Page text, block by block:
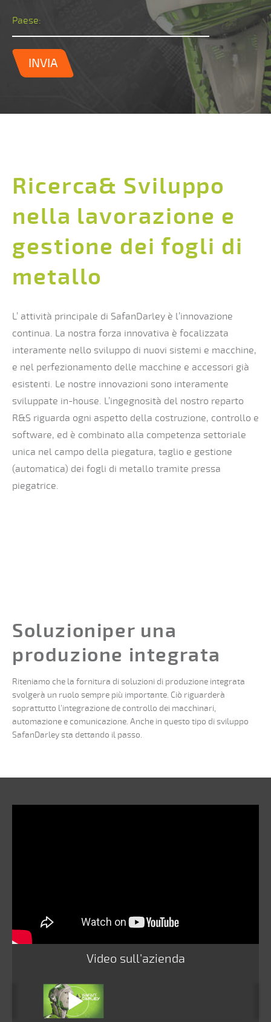
Paese:
INVIA
Ricerca& Sviluppo
nella lavorazione e
gestione dei fogli di
metallo
L’ attività principale di SafanDarley è l’innovazione
continua. La nostra forza innovativa è focalizzata
interamente nello sviluppo di nuovi sistemi e macchine,
e nel perfezionamento delle macchine e accessori già
esistenti. Le nostre innovazioni sono interamente
sviluppate in-house. L’ingegnosità del nostro reparto
R&S riguarda ogni aspetto della costruzione, controllo e
software, ed è combinato alla competenza settoriale
unica nel campo della piegatura, taglio e gestione
(automatica) dei fogli di metallo tramite pressa
piegatrice.
Soluzioniper una
produzione integrata
Riteniamo che la fornitura di soluzioni di produzione integrata
svolgerà un ruolo sempre più importante. Ciò riguarderà
soprattutto l’integrazione de controllo dei macchinari,
automazione e comunicazione. Anche in questo tipo di sviluppo
SafanDarley sta dettando il passo.
Video sull’azienda